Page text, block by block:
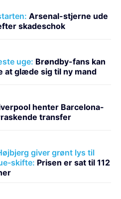
Arsenal-stjerne ude
skadeschok
uge: Brøndby-fans kan
at glæde sig til ny mand
henter Barcelona-
transfer
giver grønt lys til
skifte: Prisen er sat til 112